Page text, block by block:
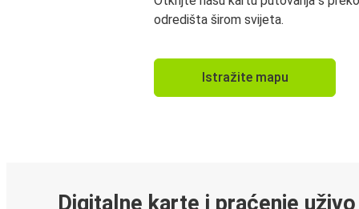
odredišta širom svijeta.
Istražite mapu
Digitalne karte i praćenje uživo